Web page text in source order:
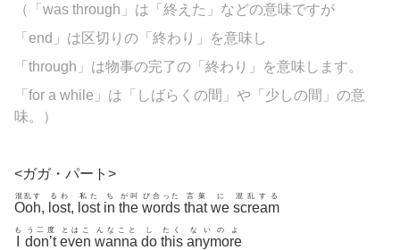
（「was through」は「終えた」などの意味ですが
「end」は区切りの「終わり」を意味し
「through」は物事の完了の「終わり」を意味します。
「for a while」は「しばらくの間」や「少しの間」の意
味。）
<ガガ・パート>
Ooh
混乱す
, lost
るわ
, lost
私た
in
ち
the
が叫
words
び合った
that
言葉
we
に
scream
混乱する
も
don’t
う二度
even
とはこ
wanna
んなこと
do
し
this
たく
anymore
ないのよ